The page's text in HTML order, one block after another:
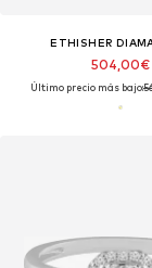
ETHISHER
504,00€
Último precio más bajo: